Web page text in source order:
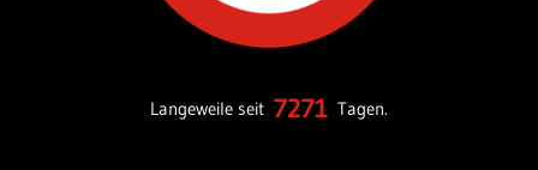
Langeweile seit 7271 Tagen.